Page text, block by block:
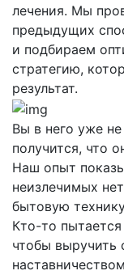
лечения. Мы
предыдущих
и подбираем
стратегию,
результат.
Вы в него уже
получится, что
Наш опыт
неизлечимых
бытовую
Кто-то
чтобы выручить